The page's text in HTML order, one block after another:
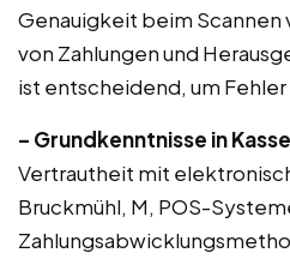
Genauigkeit beim
von Zahlungen und
ist entscheidend, um
– Grundkenntnisse in
Vertrautheit mit
Bruckmühl, M, POS-